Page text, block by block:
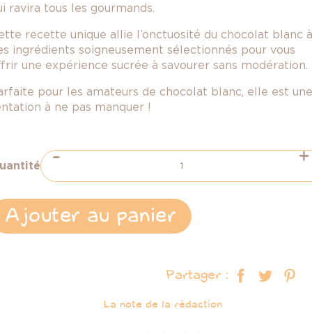
ravira tous les gourmands.
recette unique allie l’onctuosité du chocolat blanc à
ingrédients soigneusement sélectionnés pour vous
une expérience sucrée à savourer sans modération.
pour les amateurs de chocolat blanc, elle est une
à ne pas manquer !
- +
Ajouter au panier
La note de la rédaction
Partager :